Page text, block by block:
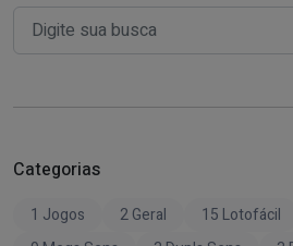
Categorias
1 Jogos 2 Geral 15 Lotofácil